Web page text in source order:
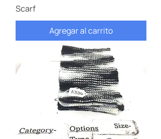
Scarf
Agregar al carrito